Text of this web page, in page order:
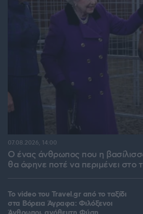
Ο ένας άνθρωπος που η
θα άφηνε ποτέ να περιμένει στο
07.08.2026, 14:00
To video του Travel.gr από το ταξίδι
στα Βόρεια Άγραφα: Φιλόξενοι